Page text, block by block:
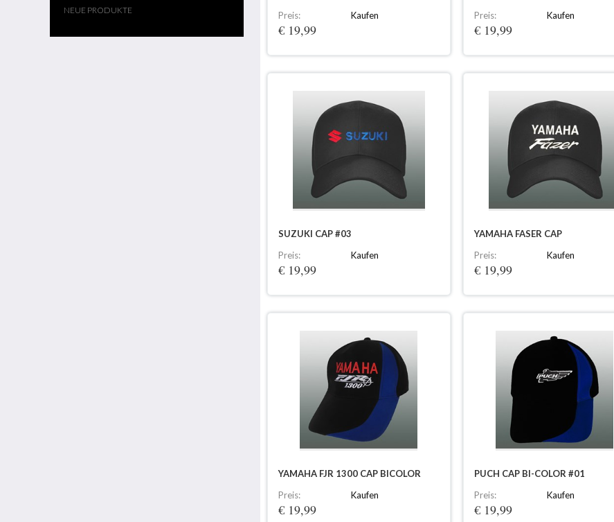
NEUE PRODUKTE
Preis:
€ 19,99
Kaufen
Preis:
€ 19,99
Kaufen
SUZUKI CAP #03
Preis:
€ 19,99
Kaufen
YAMAHA FASER CAP
Preis:
€ 19,99
Kaufen
YAMAHA FJR 1300 CAP BICOLOR
Preis:
€ 19,99
Kaufen
PUCH CAP BI-COLOR #01
Preis:
€ 19,99
Kaufen